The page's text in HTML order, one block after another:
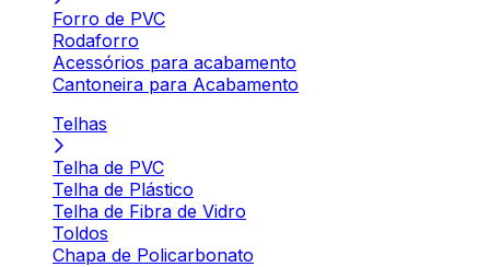
Forro de PVC
Rodaforro
Acessórios para acabamento
Cantoneira para Acabamento
Telhas
Telha de PVC
Telha de Plástico
Telha de Fibra de Vidro
Toldos
Chapa de Policarbonato